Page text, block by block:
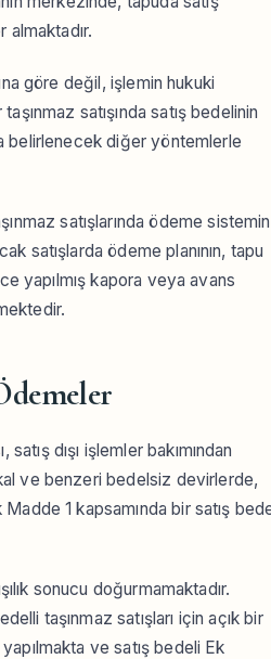
almaktadır.
göre değil, işlemin hukuki
satışında satış bedelinin
belirlenecek diğer yöntemlerle
satışlarında ödeme
satışlarda ödeme planının, tapu
yapılmış kapora veya avans
dışı işlemler bakımından
ve benzeri bedelsiz devirlerde,
1 kapsamında bir satış
sonucu doğurmamaktadır.
taşınmaz satışları için açık bir
ve satış bedeli Ek